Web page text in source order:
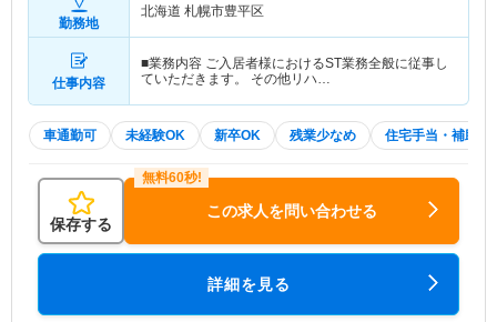
勤務地
北海道 札幌市豊平区
仕事内容
■業務内容 ご入居者様におけるST業務全般に従事し
ていただきます。 その他リハ…
車通勤可 未経験OK 新卒OK 残業少なめ 住宅手当・補助
保存する
この求人を問い合わせる
詳細を見る